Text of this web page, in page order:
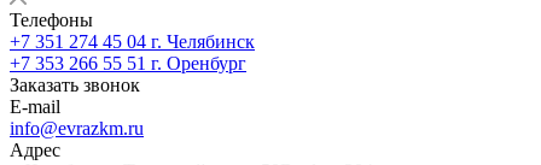
Телефоны
+7 351 274 45 04 г. Челябинск
+7 353 266 55 51 г. Оренбург
Заказать звонок
E-mail
info@evrazkm.ru
Адрес